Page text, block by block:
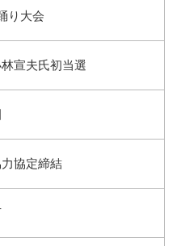
り大会
宣夫氏初当選
協定締結